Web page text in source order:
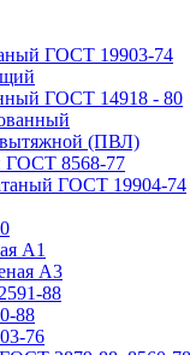
ГОСТ 19903-74
ГОСТ 14918 - 80
вытяжной (ПВЛ)
ГОСТ 8568-77
ГОСТ 19904-74
А1
А3
88
88
76